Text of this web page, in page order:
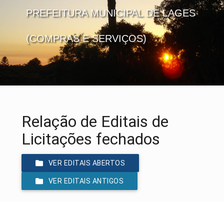
PREFEITURA MUNICIPAL DE LAGES
(COMPRAS E SERVIÇOS)
Relação de Editais de
Licitações fechados
VER EDITAIS ABERTOS
VER EDITAIS ANTIGOS